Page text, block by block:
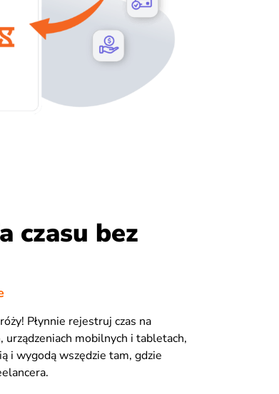
czasu bez
Płynnie rejestruj czas na
urządzeniach mobilnych i tabletach,
i wygodą wszędzie tam, gdzie